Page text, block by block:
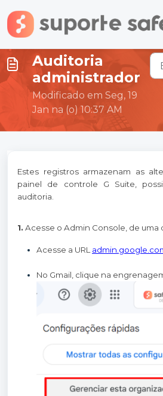
Ir para o conteúdo principal
Auditoria
administrador
Modificado em Seg, 19
Jan na (o) 10:37 AM
Estes registros armazenam as
painel de controle G Suite,
auditoria.
1. Acesse o Admin Console, de uma
Acesse a URL
No Gmail, clique na